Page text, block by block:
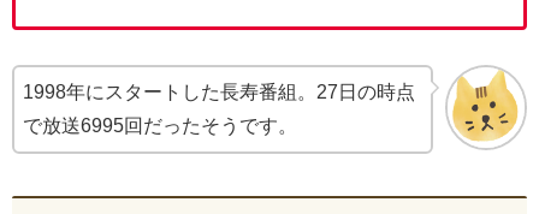
1998年にスタートした長寿番組。27日の時点
で放送6995回だったそうです。